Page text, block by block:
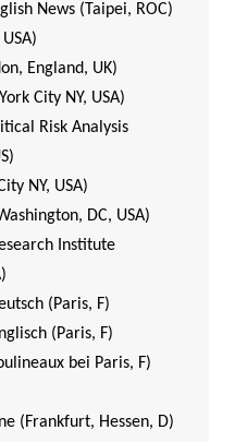
News (Taipei, ROC)
England, UK)
City NY, USA)
Risk Analysis
NY, USA)
DC, USA)
Institute
(Paris, F)
(Paris, F)
bei Paris, F)
(Frankfurt, Hessen, D)